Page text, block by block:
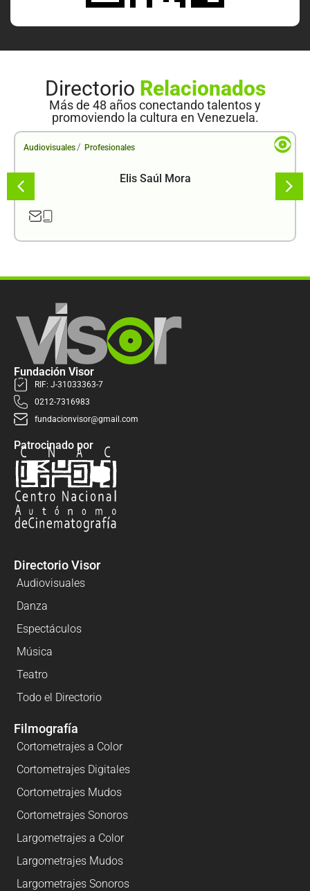
Directorio Relacionados
Más de 48 años conectando talentos y
promoviendo la cultura en Venezuela.
Audiovisuales / Profesionales
Elis Saúl Mora
Fundación Visor
RIF: J-31033363-7
0212-7316983
fundacionvisor@gmail.com
Patrocinado por
Directorio Visor
Audiovisuales
Danza
Espectáculos
Música
Teatro
Todo el Directorio
Filmografía
Cortometrajes a Color
Cortometrajes Digitales
Cortometrajes Mudos
Cortometrajes Sonoros
Largometrajes a Color
Largometrajes Mudos
Largometrajes Sonoros